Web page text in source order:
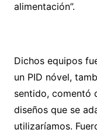
alimentación”.
Dichos equipos
un PID nóvel,
sentido, comentó
diseños que se
utilizaríamos.